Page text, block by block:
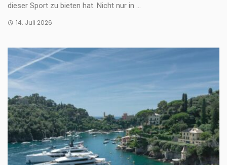
dieser Sport zu bieten hat. Nicht nur in ...
14. Juli 2026